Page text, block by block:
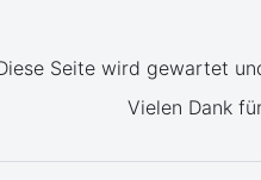
Seite wird gewartet
Vielen Dank